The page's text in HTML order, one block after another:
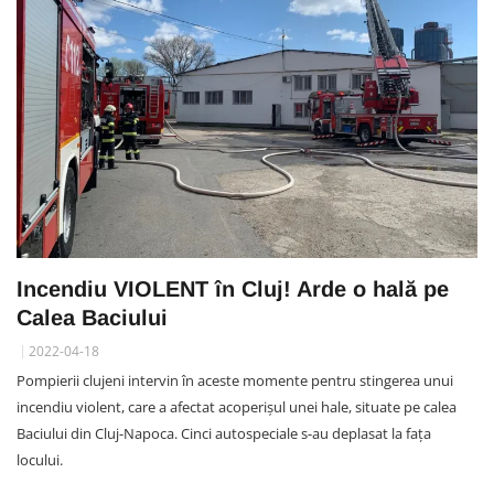
Incendiu VIOLENT în Cluj! Arde o hală pe
Calea Baciului
2022-04-18
Pompierii clujeni intervin în aceste momente pentru stingerea unui
incendiu violent, care a afectat acoperișul unei hale, situate pe calea
Baciului din Cluj-Napoca. Cinci autospeciale s-au deplasat la fața
locului.